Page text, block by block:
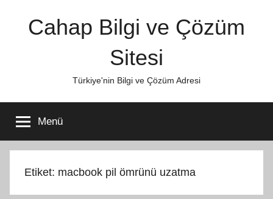
Cahap Bilgi ve Çözüm
Sitesi
Türkiye'nin Bilgi ve Çözüm Adresi
Menü
Etiket: macbook pil ömrünü uzatma